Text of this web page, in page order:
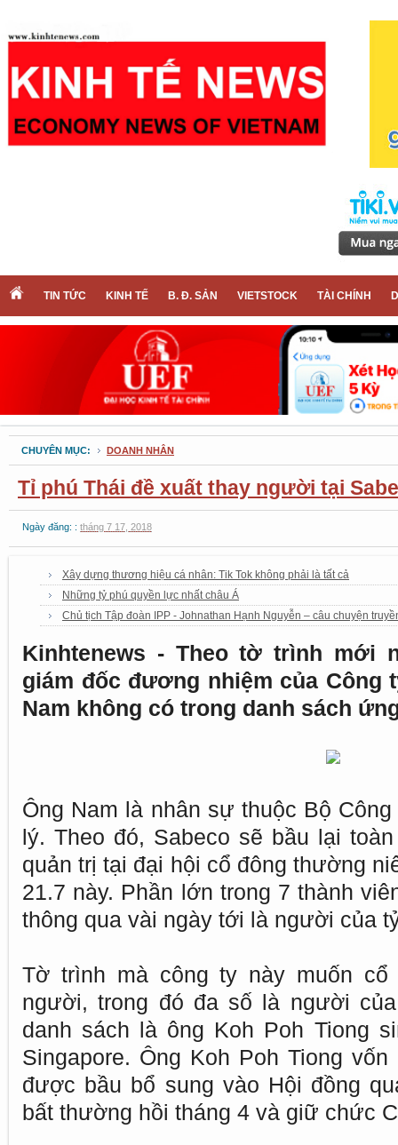
TIN TỨC KINH TẾ B. Đ. SẢN VIETSTOCK TÀI CHÍNH
CHUYÊN MỤC: DOANH NHÂN
Tỉ phú Thái đề xuất thay người tại
Ngày đăng: : tháng 7 17, 2018
Xây dựng thương hiệu cá nhân: Tik Tok không phải là tất cả
Những tỷ phú quyền lực nhất châu Á
Chủ tịch Tập đoàn IPP - Johnathan Hạnh Nguyễn – câu chuyện
Kinhtenews - Theo tờ trình mới
giám đốc đương nhiệm của Công
Nam không có trong danh sách
Ông Nam là nhân sự thuộc Bộ
lý. Theo đó, Sabeco sẽ bầu lại
quản trị tại đại hội cổ đông thường
21.7 này. Phần lớn trong 7 thành
thông qua vài ngày tới là người của
Tờ trình mà công ty này muốn cổ
người, trong đó đa số là người
danh sách là ông Koh Poh Tiong
Singapore. Ông Koh Poh Tiong
được bầu bổ sung vào Hội đồng
bất thường hồi tháng 4 và giữ chức